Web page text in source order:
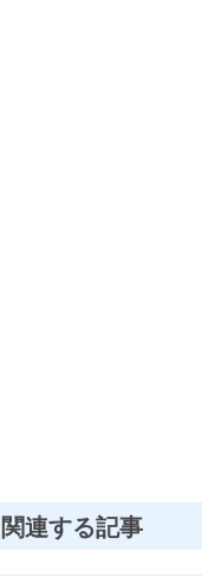
関連する記事